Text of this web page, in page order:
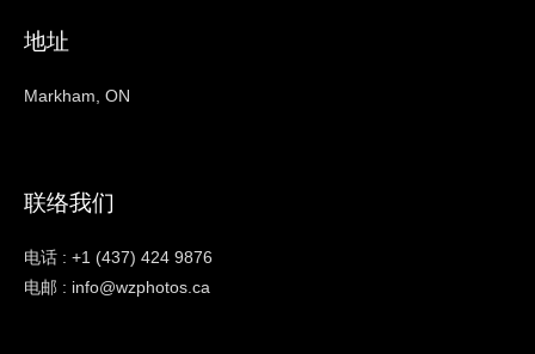
地址
Markham, ON
联络我们
电话 : +1 (437) 424 9876
电邮 : info@wzphotos.ca